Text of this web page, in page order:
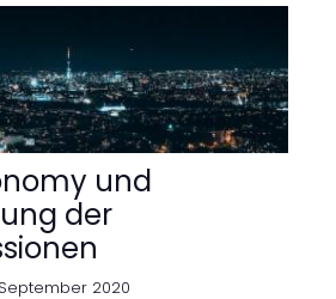
und
der
2020